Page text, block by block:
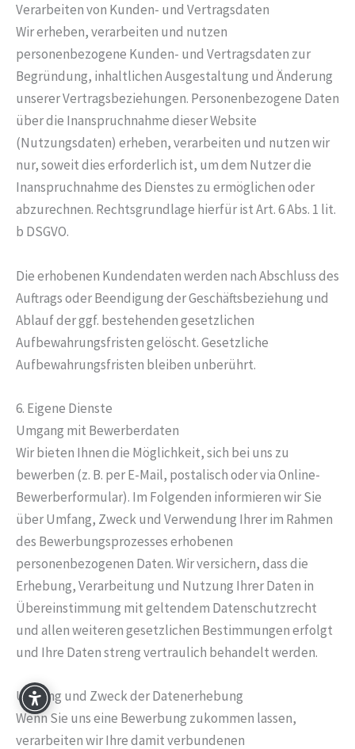
Verarbeiten von Kunden- und Vertragsdaten
Wir erheben, verarbeiten und nutzen
personenbezogene Kunden- und Vertragsdaten zur
Begründung, inhaltlichen Ausgestaltung und Änderung
unserer Vertragsbeziehungen. Personenbezogene Daten
über die Inanspruchnahme dieser Website
(Nutzungsdaten) erheben, verarbeiten und nutzen wir
nur, soweit dies erforderlich ist, um dem Nutzer die
Inanspruchnahme des Dienstes zu ermöglichen oder
abzurechnen. Rechtsgrundlage hierfür ist Art. 6 Abs. 1 lit.
b DSGVO.
Die erhobenen Kundendaten werden nach Abschluss des
Auftrags oder Beendigung der Geschäftsbeziehung und
Ablauf der ggf. bestehenden gesetzlichen
Aufbewahrungsfristen gelöscht. Gesetzliche
Aufbewahrungsfristen bleiben unberührt.
6. Eigene Dienste
Umgang mit Bewerberdaten
Wir bieten Ihnen die Möglichkeit, sich bei uns zu
bewerben (z. B. per E-Mail, postalisch oder via Online-
Bewerberformular). Im Folgenden informieren wir Sie
über Umfang, Zweck und Verwendung Ihrer im Rahmen
des Bewerbungsprozesses erhobenen
personenbezogenen Daten. Wir versichern, dass die
Erhebung, Verarbeitung und Nutzung Ihrer Daten in
Übereinstimmung mit geltendem Datenschutzrecht
und allen weiteren gesetzlichen Bestimmungen erfolgt
und Ihre Daten streng vertraulich behandelt werden.
Umfang und Zweck der Datenerhebung
Wenn Sie uns eine Bewerbung zukommen lassen,
verarbeiten wir Ihre damit verbundenen